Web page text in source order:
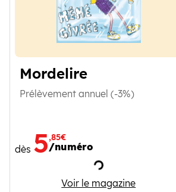
Mordelire
Prélèvement annuel (-3%)
dès 5,85€
/numéro
Chargement
Voir le magazine
Mordelire